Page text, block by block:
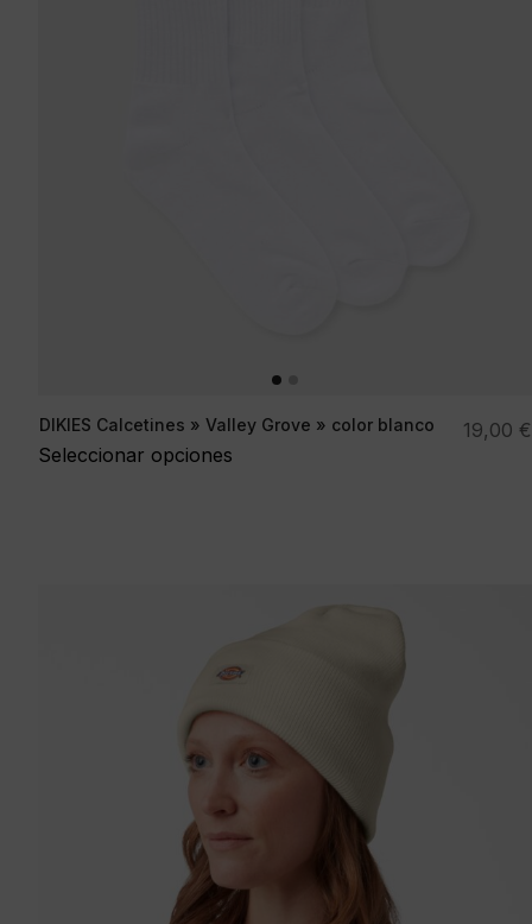
DIKIES Calcetines » Valley Grove » color blanco
Seleccionar opciones
19,00 €